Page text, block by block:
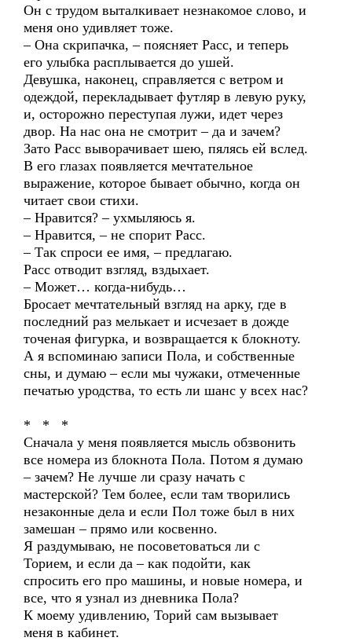
Он с трудом выталкивает незнакомое слово, и
меня оно удивляет тоже.
– Она скрипачка, – поясняет Расс, и теперь
его улыбка расплывается до ушей.
Девушка, наконец, справляется с ветром и
одеждой, перекладывает футляр в левую руку,
и, осторожно переступая лужи, идет через
двор. На нас она не смотрит – да и зачем?
Зато Расс выворачивает шею, пялясь ей вслед.
В его глазах появляется мечтательное
выражение, которое бывает обычно, когда он
читает свои стихи.
– Нравится? – ухмыляюсь я.
– Нравится, – не спорит Расс.
– Так спроси ее имя, – предлагаю.
Расс отводит взгляд, вздыхает.
– Может… когда-нибудь…
Бросает мечтательный взгляд на арку, где в
последний раз мелькает и исчезает в дожде
точеная фигурка, и возвращается к блокноту.
А я вспоминаю записи Пола, и собственные
сны, и думаю – если мы чужаки, отмеченные
печатью уродства, то есть ли шанс у всех нас?
* * *
Сначала у меня появляется мысль обзвонить
все номера из блокнота Пола. Потом я думаю
– зачем? Не лучше ли сразу начать с
мастерской? Тем более, если там творились
незаконные дела и если Пол тоже был в них
замешан – прямо или косвенно.
Я раздумываю, не посоветоваться ли с
Торием, и если да – как подойти, как
спросить его про машины, и новые номера, и
все, что я узнал из дневника Пола?
К моему удивлению, Торий сам вызывает
меня в кабинет.